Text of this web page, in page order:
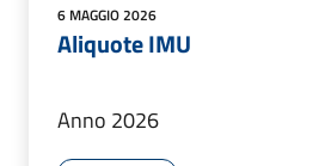
6 MAGGIO 2026
Aliquote IMU
Anno 2026